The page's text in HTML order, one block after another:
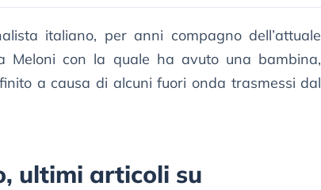
italiano, per anni compagno dell’attuale
Meloni con la quale ha avuto una bambina,
a causa di alcuni fuori onda trasmessi dal
ultimi articoli su